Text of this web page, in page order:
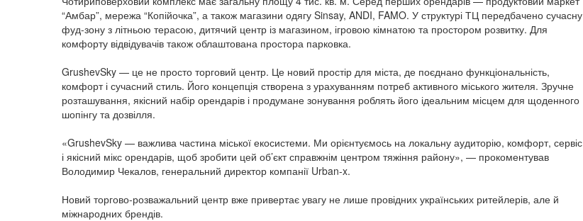
“Амбар”, мережа “Копійочка”, а також магазини одягу Sinsay, ANDI, FAMO. У структурі ТЦ передбачено сучасну
фуд-зону з літньою терасою, дитячий центр із магазином, ігровою кімнатою та простором розвитку. Для
комфорту відвідувачів також облаштована простора парковка.
GrushevSky — це не просто торговий центр. Це новий простір для міста, де поєднано функціональність,
комфорт і сучасний стиль. Його концепція створена з урахуванням потреб активного міського жителя. Зручне
розташування, якісний набір орендарів і продумане зонування роблять його ідеальним місцем для щоденного
шопінгу та дозвілля.
«GrushevSky — важлива частина міської екосистеми. Ми орієнтуємось на локальну аудиторію, комфорт, сервіс
і якісний мікс орендарів, щоб зробити цей об’єкт справжнім центром тяжіння району», — прокоментував
Володимир Чекалов, генеральний директор компанії Urban-x.
Новий торгово-розважальний центр вже привертає увагу не лише провідних українських ритейлерів, але й
міжнародних брендів.